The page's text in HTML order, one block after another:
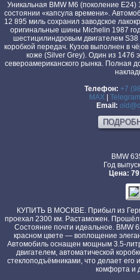
Уникальная BMW M6 (поколение E24)
состоянии «капсула времени».
12 895 миль сохранил заводское
оригинальные шины Michelin 1987
шестицилиндровым двигателем S38
коробкой передач. Кузов выполнен в
коже (Silver Grey). Один из 1476
североамериканского рынка. Полная
Телефон: +7
MAX| Telegram
Email:
BMW
Год
Цена:
КУПИТЬ В МОСКВЕ. Прибыл из
проехал 2300 км. Растаможен.
Состояние почти идеальное. BMW
красном цвете — воплощение
Автомобиль оснащен мощным 3.5-
двигателем, автоматической
стеклоподъёмниками, что делает
комфорта и